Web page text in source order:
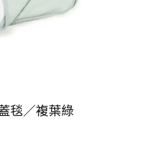
毯／複葉綠